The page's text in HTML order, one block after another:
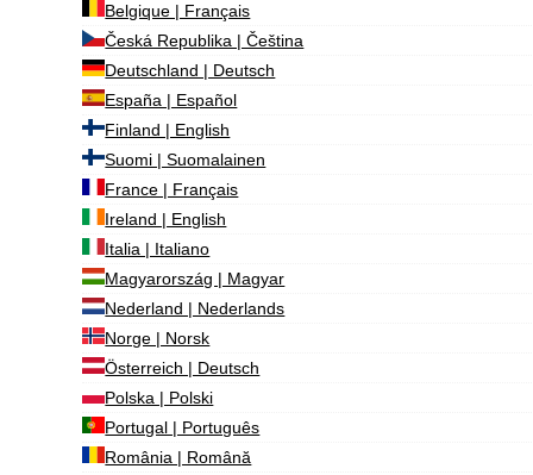
Belgique | Français
Česká Republika | Čeština
Deutschland | Deutsch
España | Español
Finland | English
Suomi | Suomalainen
France | Français
Ireland | English
Italia | Italiano
Magyarország | Magyar
Nederland | Nederlands
Norge | Norsk
Österreich | Deutsch
Polska | Polski
Portugal | Português
România | Română